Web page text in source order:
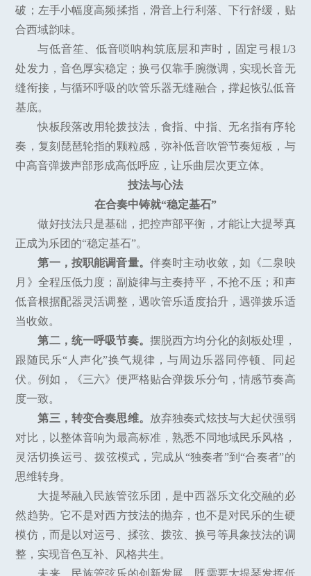
破；左手小幅度高频揉指，滑音上行利落、下行舒缓，贴
合西域韵味。
与低音笙、低音唢呐构筑底层和声时，固定弓根1/3
处发力，音色厚实稳定；换弓仅靠手腕微调，实现长音无
缝衔接，与循环呼吸的吹管乐器无缝融合，撑起恢弘低音
基底。
快板段落改用轮拨技法，食指、中指、无名指有序轮
奏，复刻琵琶轮指的颗粒感，弥补低音吹管节奏短板，与
中高音弹拨声部形成高低呼应，让乐曲层次更立体。
技法与心法
在合奏中铸就“稳定基石”
做好技法只是基础，把控声部平衡，才能让大提琴真
正成为乐团的“稳定基石”。
第一，按职能调音量。 伴奏时主动收敛，如《二泉映
月》全程压低力度；副旋律与主奏持平，不抢不压；和声
低音根据配器灵活调整，遇吹管乐适度抬升，遇弹拨乐适
当收敛。
第二，统一呼吸节奏。 摆脱西方均分化的刻板处理，
跟随民乐“人声化”换气规律，与周边乐器同停顿、同起
伏。例如，《三六》便严格贴合弹拨乐分句，情感节奏高
度一致。
第三，转变合奏思维。 放弃独奏式炫技与大起伏强弱
对比，以整体音响为最高标准，熟悉不同地域民乐风格，
灵活切换运弓、拨弦模式，完成从“独奏者”到“合奏者”的
思维转身。
大提琴融入民族管弦乐团，是中西器乐文化交融的必
然趋势。它不是对西方技法的抛弃，也不是对民乐的生硬
模仿，而是以对运弓、揉弦、拨弦、换弓等具象技法的调
整，实现音色互补、风格共生。
未来，民族管弦乐的创新发展，既需要大提琴发挥低